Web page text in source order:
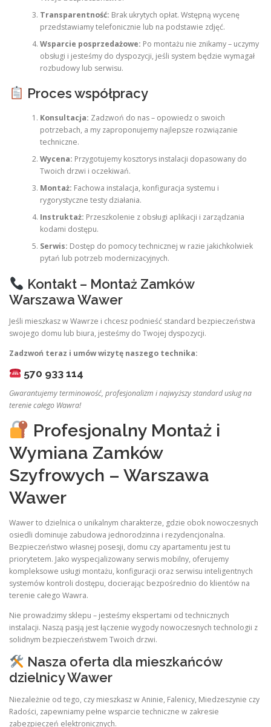
Transparentność: Brak ukrytych opłat. Wstępną wycenę
przedstawiamy telefonicznie lub na podstawie zdjęć.
Wsparcie posprzedażowe: Po montażu nie znikamy – uczymy
obsługi i jesteśmy do dyspozycji, jeśli system będzie wymagał
rozbudowy lub serwisu.
Proces współpracy
Konsultacja: Zadzwoń do nas – opowiedz o swoich
potrzebach, a my zaproponujemy najlepsze rozwiązanie
techniczne.
Wycena: Przygotujemy kosztorys instalacji dopasowany do
Twoich drzwi i oczekiwań.
Montaż: Fachowa instalacja, konfiguracja systemu i
rygorystyczne testy działania.
Instruktaż: Przeszkolenie z obsługi aplikacji i zarządzania
kodami dostępu.
Serwis: Dostęp do pomocy technicznej w razie jakichkolwiek
pytań lub potrzeb modernizacyjnych.
Kontakt – Montaż Zamków
Warszawa Wawer
Jeśli mieszkasz w Wawrze i chcesz podnieść standard bezpieczeństwa
swojego domu lub biura, jesteśmy do Twojej dyspozycji.
Zadzwoń teraz i umów wizytę naszego technika:
570 933 114
Gwarantujemy terminowość, profesjonalizm i najwyższy standard usług na
terenie całego Wawra!
Profesjonalny Montaż i
Wymiana Zamków
Szyfrowych – Warszawa
Wawer
Wawer to dzielnica o unikalnym charakterze, gdzie obok nowoczesnych
osiedli dominuje zabudowa jednorodzinna i rezydencjonalna.
Bezpieczeństwo własnej posesji, domu czy apartamentu jest tu
priorytetem. Jako wyspecjalizowany serwis mobilny, oferujemy
kompleksowe usługi montażu, konfiguracji oraz serwisu inteligentnych
systemów kontroli dostępu, docierając bezpośrednio do klientów na
terenie całego Wawra.
Nie prowadzimy sklepu – jesteśmy ekspertami od technicznych
instalacji. Naszą pasją jest łączenie wygody nowoczesnych technologii z
solidnym bezpieczeństwem Twoich drzwi.
Nasza oferta dla mieszkańców
dzielnicy Wawer
Niezależnie od tego, czy mieszkasz w Aninie, Falenicy, Miedzeszynie czy
Radości, zapewniamy pełne wsparcie techniczne w zakresie
zabezpieczeń elektronicznych.